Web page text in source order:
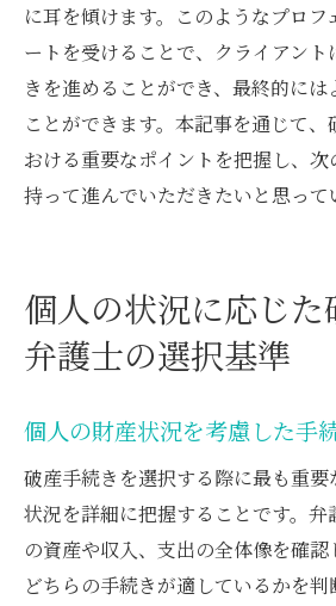
に耳を傾けます。このようなプロフ
ートを受けることで、クライアン
きを進めることができ、最終的には
ことができます。本記事を通じて
おける重要なポイントを把握し、
持って進んでいただきたいと思って
個人の状況に応じた
弁護士の選択基準
個人の財産状況を考慮した手
破産手続きを選択する際に最も重
状況を詳細に把握することです。弁
の資産や収入、支出の全体像を確
どちらの手続きが適しているかを